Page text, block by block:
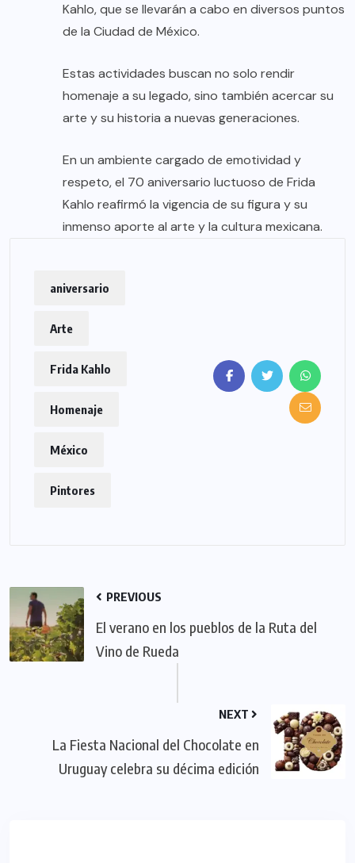
Kahlo, que se llevarán a cabo en diversos puntos
de la Ciudad de México.
Estas actividades buscan no solo rendir
homenaje a su legado, sino también acercar su
arte y su historia a nuevas generaciones.
En un ambiente cargado de emotividad y
respeto, el 70 aniversario luctuoso de Frida
Kahlo reafirmó la vigencia de su figura y su
inmenso aporte al arte y la cultura mexicana.
aniversario
Arte
Frida Kahlo
Homenaje
México
Pintores
PREVIOUS
El verano en los pueblos de la Ruta del
Vino de Rueda
NEXT
La Fiesta Nacional del Chocolate en
Uruguay celebra su décima edición